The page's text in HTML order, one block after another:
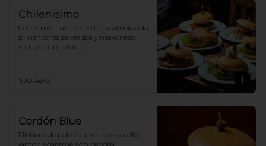
Chilenisimo
Carne mechada, cebolla caramelizada,
pimentones salteados y mayonesa.
Incluye papas fritas.
$10.490
Cordón Blue
Filetines de pollo, queso muzzarella,
jamón acaramelado, cebolla